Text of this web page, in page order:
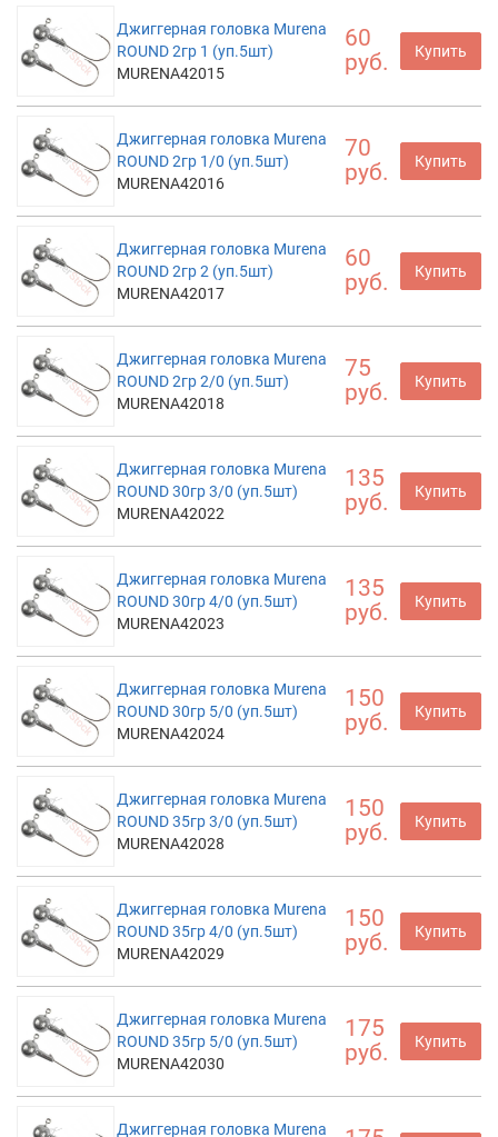
Джиггерная головка Murena
ROUND 2гр 1 (уп.5шт)
MURENA42015
60
руб.
Купить
Джиггерная головка Murena
ROUND 2гр 1/0 (уп.5шт)
MURENA42016
70
руб.
Купить
Джиггерная головка Murena
ROUND 2гр 2 (уп.5шт)
MURENA42017
60
руб.
Купить
Джиггерная головка Murena
ROUND 2гр 2/0 (уп.5шт)
MURENA42018
75
руб.
Купить
Джиггерная головка Murena
ROUND 30гр 3/0 (уп.5шт)
MURENA42022
135
руб.
Купить
Джиггерная головка Murena
ROUND 30гр 4/0 (уп.5шт)
MURENA42023
135
руб.
Купить
Джиггерная головка Murena
ROUND 30гр 5/0 (уп.5шт)
MURENA42024
150
руб.
Купить
Джиггерная головка Murena
ROUND 35гр 3/0 (уп.5шт)
MURENA42028
150
руб.
Купить
Джиггерная головка Murena
ROUND 35гр 4/0 (уп.5шт)
MURENA42029
150
руб.
Купить
Джиггерная головка Murena
ROUND 35гр 5/0 (уп.5шт)
MURENA42030
175
руб.
Купить
Джиггерная головка Murena